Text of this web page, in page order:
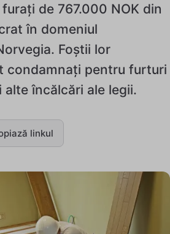
de 767.000 NOK din
în domeniul
Foștii lor
condamnați pentru furturi
alte încălcări ale legii.
linkul